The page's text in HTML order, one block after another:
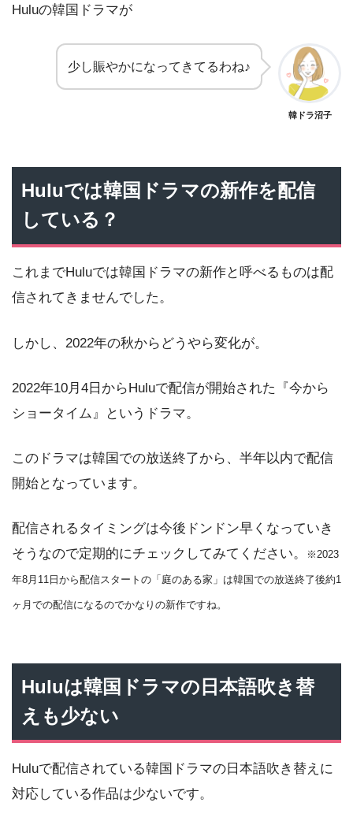
Huluの韓国ドラマが
少し賑やかになってきてるわね♪
韓ドラ沼子
Huluでは韓国ドラマの新作を配信
している？
これまでHuluでは韓国ドラマの新作と呼べるものは配
信されてきませんでした。
しかし、2022年の秋からどうやら変化が。
2022年10月4日からHuluで配信が開始された『今から
ショータイム』というドラマ。
このドラマは韓国での放送終了から、半年以内で配信
開始となっています。
配信されるタイミングは今後ドンドン早くなっていき
そうなので定期的にチェックしてみてください。
※2023
年8月11日から配信スタートの「庭のある家」は韓国での放送終了後約1
ヶ月での配信になるのでかなりの新作ですね。
Huluは韓国ドラマの日本語吹き替
えも少ない
Huluで配信されている韓国ドラマの日本語吹き替えに
対応している作品は少ないです。